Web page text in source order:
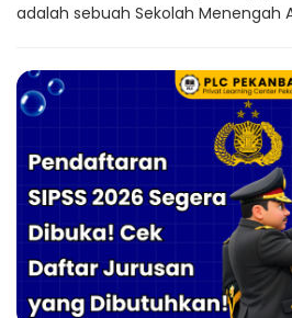
adalah sebuah Sekolah Menengah